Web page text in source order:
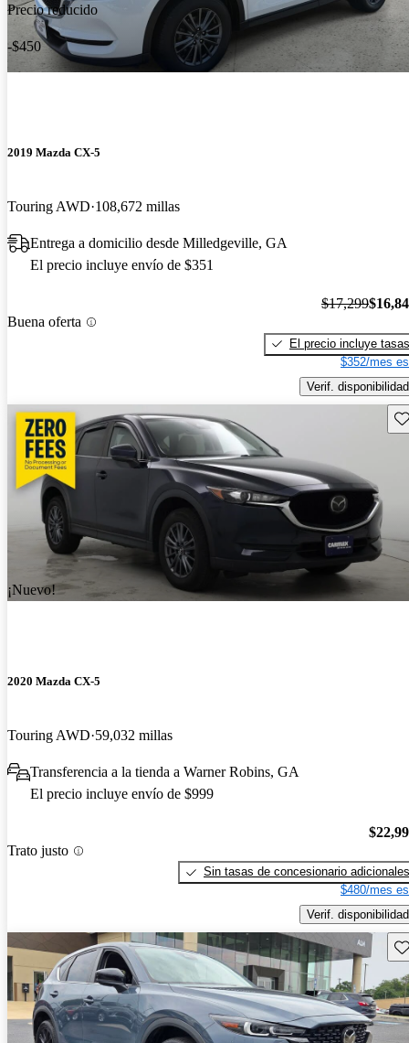
Precio reducido
-$450
2019 Mazda CX-5
Touring AWD 108,672 millas
Entrega a domicilio desde Milledgeville, GA
El precio incluye envío de $351
Buena oferta
$17,299
El precio incluye tasas
$352/mes
Verif. disponibilidad
¡Nuevo!
2020 Mazda CX-5
Touring AWD 59,032 millas
Transferencia a la tienda a Warner Robins, GA
El precio incluye envío de $999
Trato justo
Sin tasas de concesionario adicionales
$480/mes
Verif. disponibilidad